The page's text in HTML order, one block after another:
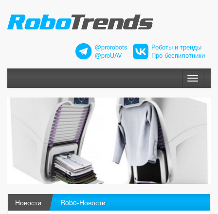
@prorobots
@proUAV
Роботы и тренды
Про беспилотники
Меню
Новости Robo-Новости